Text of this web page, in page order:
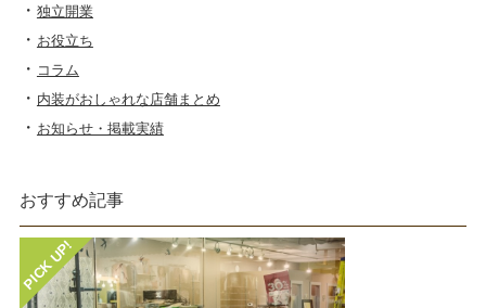
独立開業
お役立ち
コラム
内装がおしゃれな店舗まとめ
お知らせ・掲載実績
おすすめ記事